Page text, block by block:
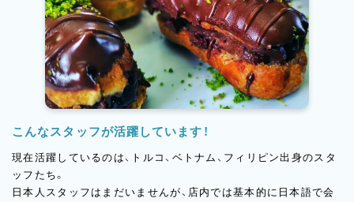
や、夜にゆっくりカフェタイムを楽しむ人など、一日を通して賑わ
いの絶えないお店です。百貨店催事や全国発送にも対応し、今で
は中京圏にとどまらず、日本中にファンを持つブランドへと成長
を遂げています。
こんなスタッフが活躍しています！
現在活躍しているのは、トルコ、ベトナム、フィリピン出身のスタ
ッフたち。
日本人スタッフはまだいませんが、店内では基本的に日本語で会